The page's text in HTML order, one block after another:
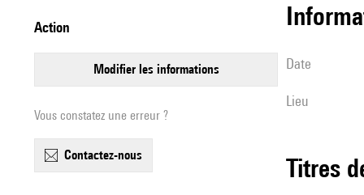
action
modifier les informations
Vous constatez une erreur ?
contactez-nous
date
lieu
Titres